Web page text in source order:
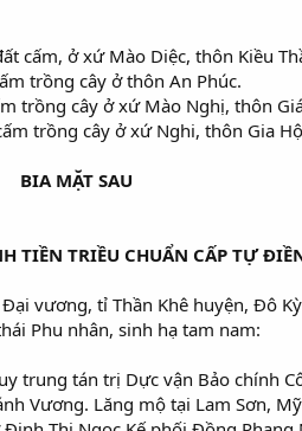
cấm, ở xứ Mào Diệc, thôn Kiều
trồng cây ở thôn An Phúc.
trồng cây ở xứ Mào Nghị, thôn
trồng cây ở xứ Nghi, thôn Gia
BIA MẶT SAU
TIỀN TRIỀU CHUẨN CẤP TỰ
vương, tỉ Thần Khê huyện, Đô
Phu nhân, sinh hạ tam nam:
trung tán trị Dực vận Bảo chính
Vương. Lăng mộ tại Lam Sơn,